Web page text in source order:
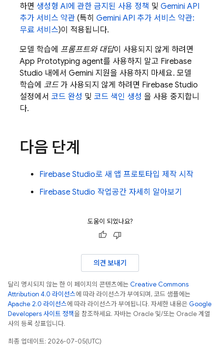
하면 생성형 AI에 관한 금지된 사용 정책 및 Gemini API
추가 서비스 약관 (특히 Gemini API 추가 서비스 약관:
무료 서비스)이 적용됩니다.
모델 학습에 프롬프트와 대답이 사용되지 않게 하려면
App Prototyping agent를 사용하지 말고 Firebase
Studio 내에서 Gemini 지원을 사용하지 마세요. 모델
학습에 코드 가 사용되지 않게 하려면 Firebase Studio
설정에서 코드 완성 및 코드 색인 생성 을 사용 중지합니
다.
다음 단계
Firebase Studio로 새 앱 프로토타입 제작 시작
Firebase Studio 작업공간 자세히 알아보기
도움이 되었나요?
의견 보내기
달리 명시되지 않는 한 이 페이지의 콘텐츠에는 Creative Commons
Attribution 4.0 라이선스에 따라 라이선스가 부여되며, 코드 샘플에는
Apache 2.0 라이선스에 따라 라이선스가 부여됩니다. 자세한 내용은 Google
Developers 사이트 정책을 참조하세요. 자바는 Oracle 및/또는 Oracle 계열
사의 등록 상표입니다.
최종 업데이트: 2026-07-05(UTC)